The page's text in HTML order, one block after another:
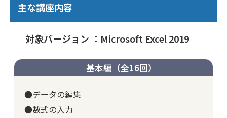
主な講座内容
対象バージョン ：Microsoft Excel 2019
基本編（全16回）
●データの編集
●数式の入力